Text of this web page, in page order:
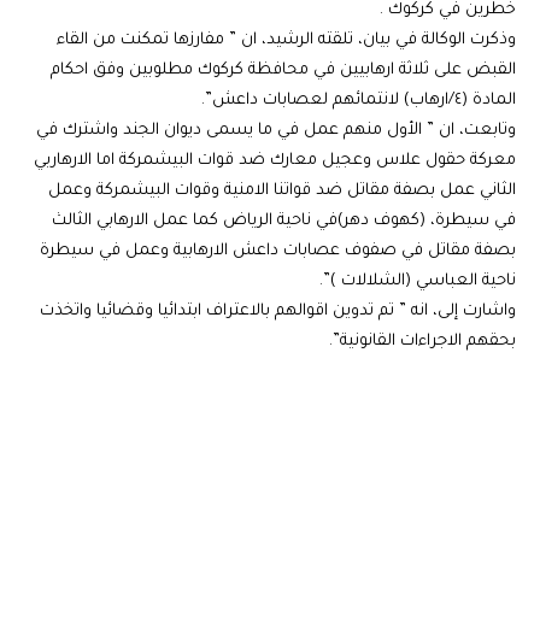
خطرين في كركوك .
وذكرت الوكالة في بيان، تلقته الرشيد، ان ” مفارزها تمكنت من القاء
القبض على ثلاثة ارهابيين في محافظة كركوك مطلوبين وفق احكام
المادة (٤/ارهاب) لانتمائهم لعصابات داعش”.
وتابعت، ان ” الأول منهم عمل في ما يسمى ديوان الجند واشترك في
معركة حقول علاس وعجيل معارك ضد قوات البيشمركة اما الارهاربي
الثاني عمل بصفة مقاتل ضد قواتنا الامنية وقوات البيشمركة وعمل
في سيطرة، (كهوف دهر)في ناحية الرياض كما عمل الارهابي الثالث
بصفة مقاتل في صفوف عصابات داعش الارهابية وعمل في سيطرة
ناحية العباسي (الشلالات )”.
واشارت إلى، انه ” تم تدوين اقوالهم بالاعتراف ابتدائيا وقضائيا واتخذت
بحقهم الاجراءات القانونية”.